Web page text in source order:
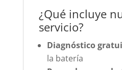
¿Qué incluye
servicio?
Diagnóstico
la batería